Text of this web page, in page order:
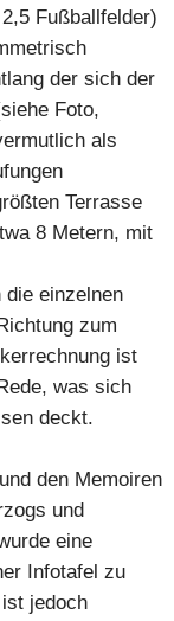
Fußballfelder)
der sich der
Foto,
als
Terrasse
8 Metern, mit
einzelnen
zum
ist
was sich
deckt.
den Memoiren
und
eine
Infotafel zu
jedoch